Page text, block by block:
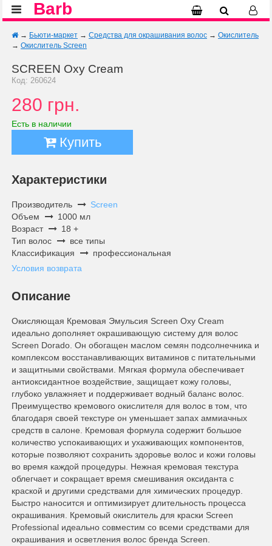
Barb
→ Бьюти-маркет → Средства для окрашивания волос → Окислитель
→ Окислитель Screen
SCREEN Oxy Cream
Код: 260624
280 грн.
Есть в наличии
Купить
Характеристики
Производитель
Screen
Объем
1000 мл
Возраст
18 +
Тип волос
все типы
Классификация
профессиональная
Условия возврата
Описание
Окисляющая Кремовая Эмульсия Screen Oxy Cream
идеально дополняет окрашивающую систему для волос
Screen Dorado. Он обогащен маслом семян подсолнечника и
комплексом восстанавливающих витаминов с питательными
и защитными свойствами. Мягкая формула обеспечивает
антиоксидантное воздействие, защищает кожу головы,
глубоко увлажняет и поддерживает водный баланс волос.
Преимущество кремового окислителя для волос в том, что
благодаря своей текстуре он уменьшает запах аммиачных
средств в салоне. Кремовая формула содержит большое
количество успокаивающих и ухаживающих компонентов,
которые позволяют сохранить здоровье волос и кожи головы
во время каждой процедуры. Нежная кремовая текстура
облегчает и сокращает время смешивания оксиданта с
краской и другими средствами для химических процедур.
Быстро наносится и оптимизирует длительность процесса
окрашивания. Кремовый окислитель для краски Screen
Professional идеально совместим со всеми средствами для
окрашивания и осветления волос бренда Screen.